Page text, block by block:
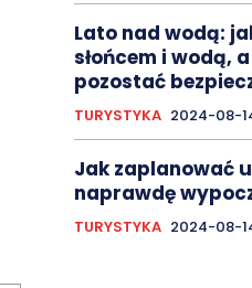
Lato nad wodą:
słońcem i wodą,
pozostać
TURYSTYKA 2024-08-
Jak zaplanować
naprawdę
TURYSTYKA 2024-08-